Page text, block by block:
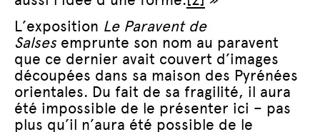
L’exposition Le Paravent de
Salsesemprunte son nom au paravent
que ce dernier avait couvert d’images
découpées dans sa maison des Pyrénées
orientales. Du fait de sa fragilité, il aura
été impossible de le présenter ici – pas
plus qu’il n’aura été possible de le